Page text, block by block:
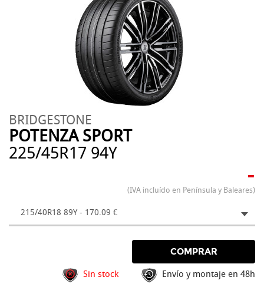
BRIDGESTONE
POTENZA SPORT
225/45R17 94Y
-
(IVA incluído en Península y Baleares)
215/40R18 89Y - 170.09 €
COMPRAR
Sin stock Envío y montaje en 48h